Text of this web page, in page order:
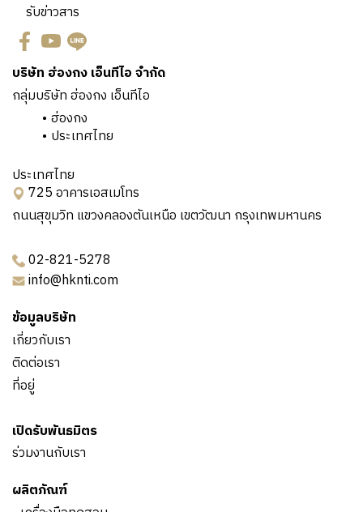
รับข่าวสาร
บริษัท ฮ่องกง เอ็นทีไอ จำกัด
กลุ่มบริษัท ฮ่องกง เอ็นทีไอ
ฮ่องกง
ประเทศไทย
ประเทศไทย
725 อาคารเอสเมโทร
ถนนสุขุมวิท แขวงคลองตันเหนือ เขตวัฒนา กรุงเทพมหานคร
02-821-5278
info@hknti.com
ข้อมูลบริษัท
เกี่ยวกับเรา
ติดต่อเรา
ที่อยู่
เปิดรับพันธมิตร
ร่วมงานกับเรา
ผลิตภัณฑ์